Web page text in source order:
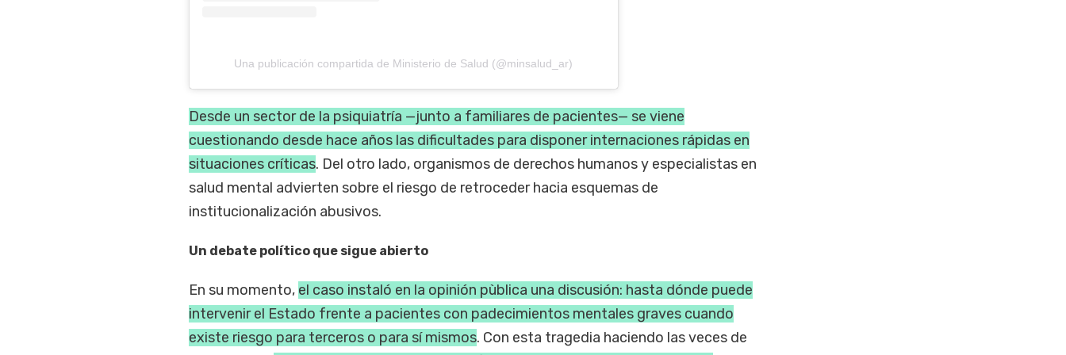
Una publicación compartida de Ministerio de Salud (@minsalud_ar)
Desde un sector de la psiquiatría —junto a familiares de pacientes— se viene
cuestionando desde hace años las dificultades para disponer internaciones rápidas en
situaciones críticas. Del otro lado, organismos de derechos humanos y especialistas en
salud mental advierten sobre el riesgo de retroceder hacia esquemas de
institucionalización abusivos.
Un debate político que sigue abierto
En su momento, el caso instaló en la opinión pùblica una discusión: hasta dónde puede
intervenir el Estado frente a pacientes con padecimientos mentales graves cuando
existe riesgo para terceros o para sí mismos. Con esta tragedia haciendo las veces de